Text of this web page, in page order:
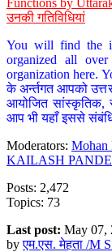
उनकी गतिविधियां
You will find the
organized all
organization here.
के अर्न्तगत आपको
आयोजित सांस्कृतिक,
आप भी यहाँ इससे
Moderators: Mohan
KAILASH
Posts: 2,472
Topics: 73
Last post: May 07,
byएम.एस. मेहता /M